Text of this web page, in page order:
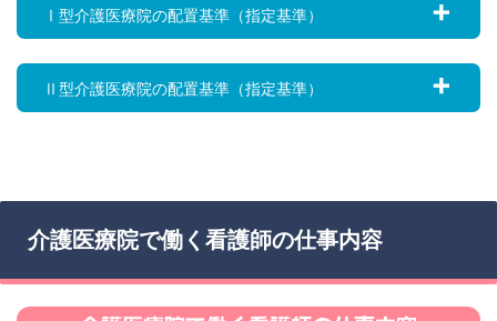
Ⅰ型介護医療院の配置基準（指定基準）
Ⅱ型介護医療院の配置基準（指定基準）
介護医療院で働く看護師の仕事内容